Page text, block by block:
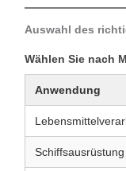
Auswahl des
Wählen Sie nach
Anwendung
Schiffsausrüstung